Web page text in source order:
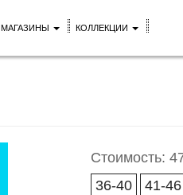
МАГАЗИНЫ КОЛЛЕКЦИИ
Стоимость:
36-40
41-46